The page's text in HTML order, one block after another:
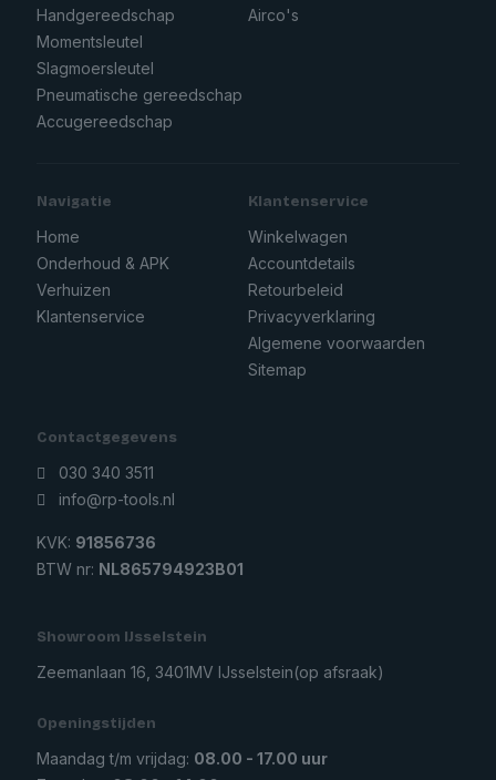
Handgereedschap
Momentsleutel
Slagmoersleutel
Pneumatische gereedschap
Accugereedschap
Airco's
Navigatie
Home
Onderhoud & APK
Verhuizen
Klantenservice
Klantenservice
Winkelwagen
Accountdetails
Retourbeleid
Privacyverklaring
Algemene voorwaarden
Sitemap
Contactgegevens
030 340 3511
info@rp-tools.nl
KVK: 91856736
BTW nr: NL865794923B01
Showroom IJsselstein
Zeemanlaan 16, 3401MV IJsselstein(op afsraak)
Openingstijden
Maandag t/m vrijdag: 08.00 - 17.00 uur